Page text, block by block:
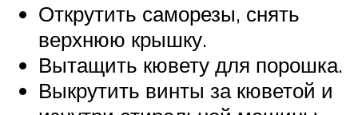
Открутить саморезы, снять
верхнюю крышку.
Вытащить кювету для порошка.
Выкрутить винты за кюветой и